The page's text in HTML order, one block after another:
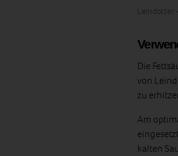
Leindotter
Die
von
zu
Am
kalten